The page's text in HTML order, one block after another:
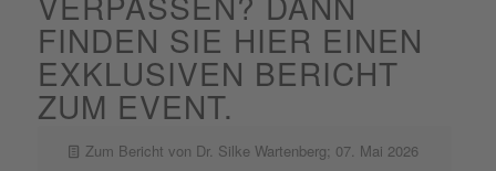
FINDEN SIE HIER EINEN
EXKLUSIVEN BERICHT
ZUM EVENT.
Zum Bericht von Dr. Silke Wartenberg; 07. Mai 2026